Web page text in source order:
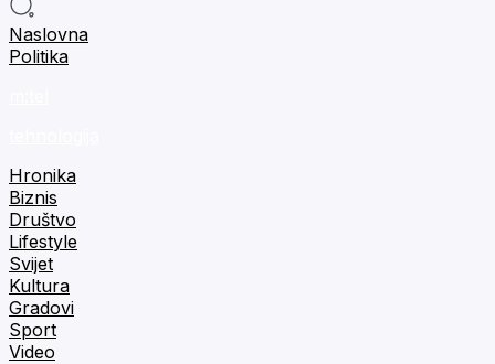
Naslovna
Politika
Hronika
Biznis
Društvo
Lifestyle
Svijet
Kultura
Gradovi
Sport
Video